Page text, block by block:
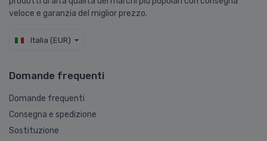
veloce e garanzia del miglior prezzo.
Italia (EUR)
Domande frequenti
Domande frequenti
Consegna e spedizione
Sostituzione